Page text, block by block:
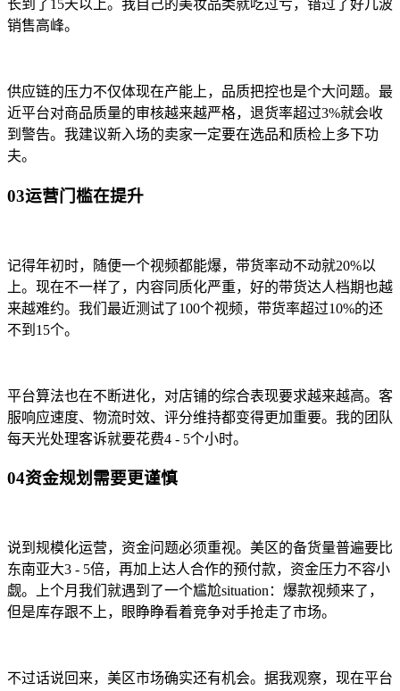
长到了15天以上。我自己的美妆品类就吃过亏，错过了好几波
销售高峰。
供应链的压力不仅体现在产能上，品质把控也是个大问题。最
近平台对商品质量的审核越来越严格，退货率超过3%就会收
到警告。我建议新入场的卖家一定要在选品和质检上多下功
夫。
03运营门槛在提升
记得年初时，随便一个视频都能爆，带货率动不动就20%以
上。现在不一样了，内容同质化严重，好的带货达人档期也越
来越难约。我们最近测试了100个视频，带货率超过10%的还
不到15个。
平台算法也在不断进化，对店铺的综合表现要求越来越高。客
服响应速度、物流时效、评分维持都变得更加重要。我的团队
每天光处理客诉就要花费4 - 5个小时。
04资金规划需要更谨慎
说到规模化运营，资金问题必须重视。美区的备货量普遍要比
东南亚大3 - 5倍，再加上达人合作的预付款，资金压力不容小
觑。上个月我们就遇到了一个尴尬situation：爆款视频来了，
但是库存跟不上，眼睁睁看着竞争对手抢走了市场。
不过话说回来，美区市场确实还有机会。据我观察，现在平台